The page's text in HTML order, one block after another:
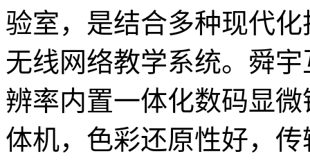
验室，是结合多种现代
无线网络教学系统。舜
辨率内置一体化数码显
体机，色彩还原性好，